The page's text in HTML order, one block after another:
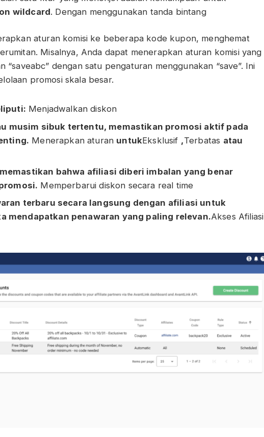
wildcard. Dengan menggunakan tanda bintang
aturan komisi ke beberapa kode kupon, menghemat
Misalnya, Anda dapat menerapkan aturan komisi yang
“saveabc” dengan satu pengaturan menggunakan “save”. Ini
promosi skala besar.
Menjadwalkan diskon
musim sibuk tertentu, memastikan promosi aktif pada
Menerapkan aturan untukEksklusif ,Terbatas atau
bahwa afiliasi diberi imbalan yang benar
Memperbarui diskon secara real time
terbaru secara langsung dengan afiliasi untuk
mendapatkan penawaran yang paling relevan.Akses Afiliasi